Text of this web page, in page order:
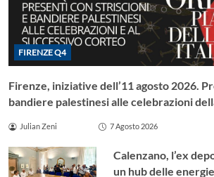
FIRENZE Q4
Firenze, iniziative dell’11 agosto 2026.
bandiere palestinesi alle celebrazioni
Julian Zeni 7 Agosto 2026
Calenzano, l’ex
un hub delle